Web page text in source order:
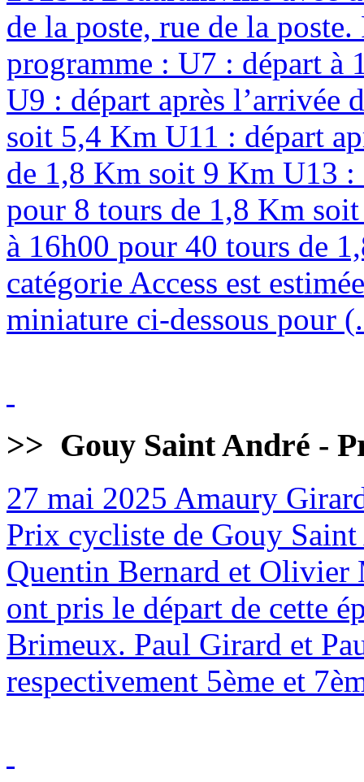
de la poste, rue de la
programme : U7 : départ à
U9 : départ après l’arrivée
soit 5,4 Km U11 : départ
de 1,8 Km soit 9 Km U13 :
pour 8 tours de 1,8 Km
à 16h00 pour 40 tours de
catégorie Access est
miniature ci-dessous pour
>> Gouy Saint André -
27 mai 2025 Amaury
Prix cycliste de Gouy
Quentin Bernard et Olivier
ont pris le départ de cette
Brimeux. Paul Girard et
respectivement 5ème et